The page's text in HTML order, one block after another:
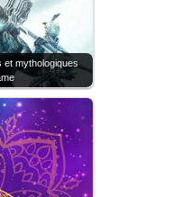
et mythologiques